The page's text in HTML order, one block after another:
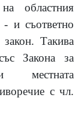
областния
и съответно
Такива
Закона за
местната
с чл.